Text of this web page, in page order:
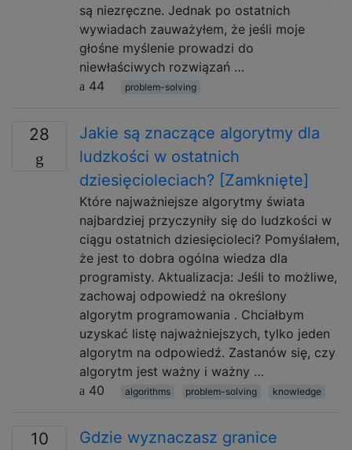
są niezręczne. Jednak po ostatnich
wywiadach zauważyłem, że jeśli moje
głośne myślenie prowadzi do
niewłaściwych rozwiązań …
44
problem-solving
28
Jakie są znaczące algorytmy dla
ludzkości w ostatnich
dziesięcioleciach? [Zamknięte]
Które najważniejsze algorytmy świata
najbardziej przyczyniły się do ludzkości w
ciągu ostatnich dziesięcioleci? Pomyślałem,
że jest to dobra ogólna wiedza dla
programisty. Aktualizacja: Jeśli to możliwe,
zachowaj odpowiedź na określony
algorytm programowania . Chciałbym
uzyskać listę najważniejszych, tylko jeden
algorytm na odpowiedź. Zastanów się, czy
algorytm jest ważny i ważny …
40
algorithms problem-solving knowledge
10
Gdzie wyznaczasz granice